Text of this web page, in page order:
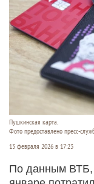
Пушкинская карта.
Фото предоставлено пресс-
13 февраля 2026 в 17:23
По данным ВТБ,